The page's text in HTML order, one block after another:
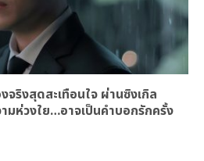
ริงสุดสะเทือนใจ ผ่านซิงเกิล
มห่วงใย…อาจเป็นคำบอกรักครั้ง